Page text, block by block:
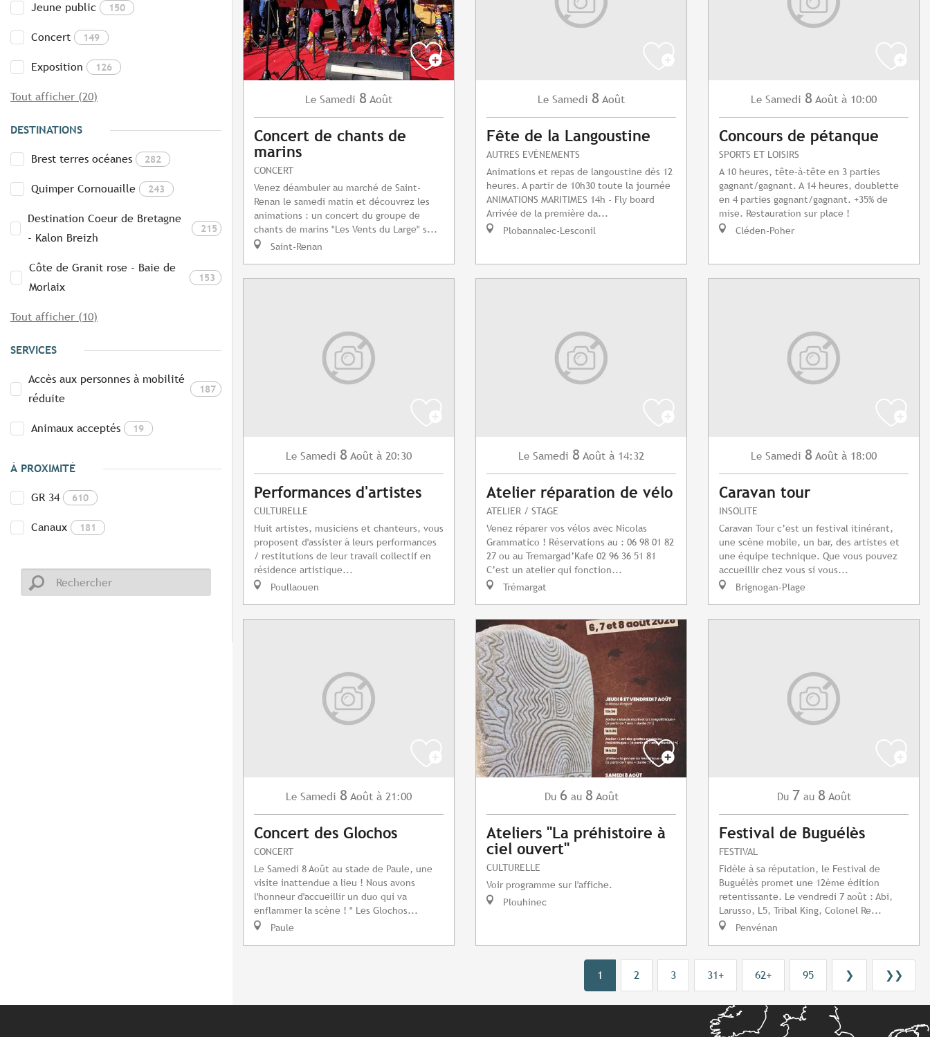
Jeune public 150
Concert 149
Exposition 126
Tout afficher (20)
DESTINATIONS
Brest terres océanes 282
Quimper Cornouaille 243
Destination Coeur de Bretagne
- Kalon Breizh
215
Côte de Granit rose - Baie de
Morlaix
153
Tout afficher (10)
SERVICES
Accès aux personnes à mobilité
réduite
187
Animaux acceptés 19
À PROXIMITÉ
GR 34 610
Canaux 181
Le Samedi 8 Août
Concert de chants de
marins
CONCERT
Venez déambuler au marché de Saint-
Renan le samedi matin et découvrez les
animations : un concert du groupe de
chants de marins "Les Vents du Large" s...
Saint-Renan
Le Samedi 8 Août
Fête de la Langoustine
AUTRES EVÈNEMENTS
Animations et repas de langoustine dès 12
heures. A partir de 10h30 toute la journée
ANIMATIONS MARITIMES 14h - Fly board
Arrivée de la première da...
Plobannalec-Lesconil
Le Samedi 8 Août à 10:00
Concours de pétanque
SPORTS ET LOISIRS
A 10 heures, tête-à-tête en 3 parties
gagnant/gagnant. A 14 heures, doublette
en 4 parties gagnant/gagnant. +35% de
mise. Restauration sur place !
Cléden-Poher
Le Samedi 8 Août à 20:30
Performances d'artistes
CULTURELLE
Huit artistes, musiciens et chanteurs, vous
proposent d'assister à leurs performances
/ restitutions de leur travail collectif en
résidence artistique...
Poullaouen
Le Samedi 8 Août à 14:32
Atelier réparation de vélo
ATELIER / STAGE
Venez réparer vos vélos avec Nicolas
Grammatico ! Réservations au : 06 98 01 82
27 ou au Tremargad’Kafe 02 96 36 51 81
C’est un atelier qui fonction...
Trémargat
Le Samedi 8 Août à 18:00
Caravan tour
INSOLITE
Caravan Tour c’est un festival itinérant,
une scène mobile, un bar, des artistes et
une équipe technique. Que vous pouvez
accueillir chez vous si vous...
Brignogan-Plage
Le Samedi 8 Août à 21:00
Concert des Glochos
CONCERT
Le Samedi 8 Août au stade de Paule, une
visite inattendue a lieu ! Nous avons
l'honneur d'accueillir un duo qui va
enflammer la scène ! " Les Glochos...
Paule
Du 6 au 8 Août
Ateliers "La préhistoire à
ciel ouvert"
CULTURELLE
Voir programme sur l'affiche.
Plouhinec
Du 7 au 8 Août
Festival de Buguélès
FESTIVAL
Fidèle à sa réputation, le Festival de
Buguélès promet une 12ème édition
retentissante. Le vendredi 7 août : Abi,
Larusso, L5, Tribal King, Colonel Re...
Penvénan
1 2 3 31+ 62+ 95 ❯ ❯❯